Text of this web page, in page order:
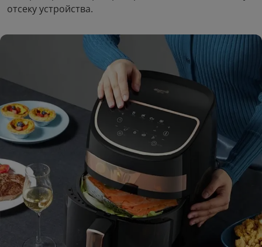
отсеку устройства.
3.5 мм
.00
.90
Стоимость: 139.00
Вернём до 7